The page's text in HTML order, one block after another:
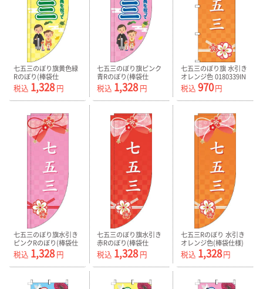
七五三のぼり旗黄色緑
Rのぼり(棒袋仕
様)-0180347RIN
税込 1,328 円
七五三のぼり旗ピンク
青Rのぼり(棒袋仕
様)-0180348RIN
税込 1,328円
七五三のぼり旗 水引き
オレンジ色 0180339IN
税込 970円
七五三のぼり旗水引き
ピンクRのぼり(棒袋仕
様)-0180340RIN
税込 1,328 円
七五三のぼり旗水引き
赤Rのぼり(棒袋仕
様)-0180341RIN
税込 1,328円
七五三Rのぼり 水引き
オレンジ色(棒袋仕様)
0180342RIN
税込 1,328円